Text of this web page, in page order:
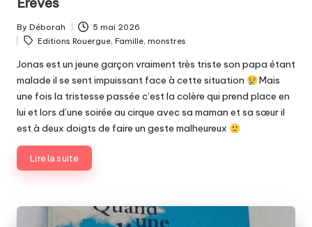
Posted
by
By Déborah 5 mai 2026
Tags:
Editions Rouergue, Famille, monstres
Jonas est un jeune garçon vraiment très triste son papa étant
malade il se sent impuissant face à cette situation
Mais
une fois la tristesse passée c’est la colère qui prend place en
lui et lors d’une soirée au cirque avec sa maman et sa sœur il
est à deux doigts de faire un geste malheureux
Lire la suite